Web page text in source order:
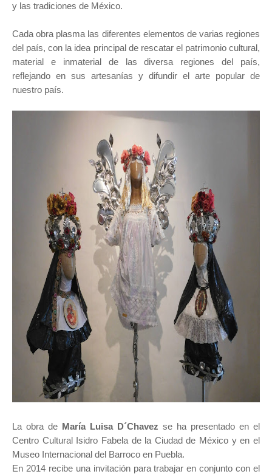
y las tradiciones de México.
Cada obra plasma las diferentes elementos de varias regiones
del país, con la idea principal de rescatar el patrimonio cultural,
material e inmaterial de las diversa regiones del país,
reflejando en sus artesanías y difundir el arte popular de
nuestro país.
La obra de María Luisa D´Chavez se ha presentado en el
Centro Cultural Isidro Fabela de la Ciudad de México y en el
Museo Internacional del Barroco en Puebla.
En 2014 recibe una invitación para trabajar en conjunto con el